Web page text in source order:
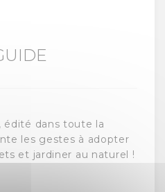
édité dans toute la
les gestes à adopter
et jardiner au naturel !